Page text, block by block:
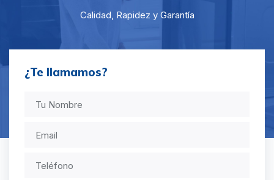
Calidad, Rapidez y Garantía
¿Te llamamos?